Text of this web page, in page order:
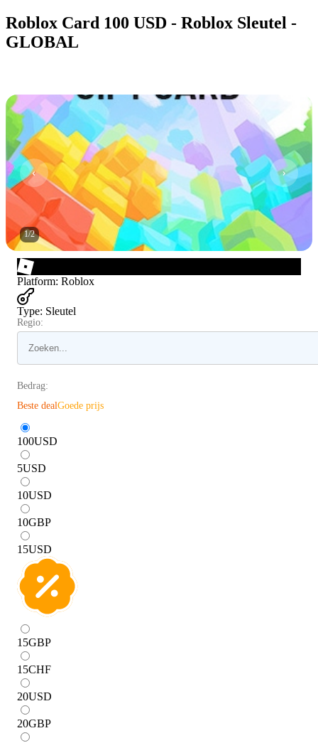
Roblox Card 100 USD - Roblox Sleutel -
GLOBAL
1/2
Platform: Roblox
Type: Sleutel
Regio:
Bedrag:
Beste dealGoede prijs
100USD
5USD
10USD
10GBP
15USD
15GBP
15CHF
20USD
20GBP